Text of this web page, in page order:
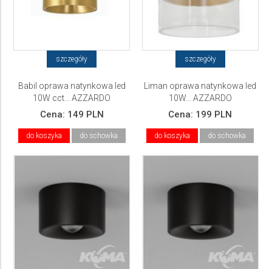
szczegóły
Babil oprawa natynkowa led
10W cct... AZZARDO
Cena: 149 PLN
do koszyka do schowka
szczegóły
Liman oprawa natynkowa led
10W... AZZARDO
Cena: 199 PLN
do koszyka do schowka